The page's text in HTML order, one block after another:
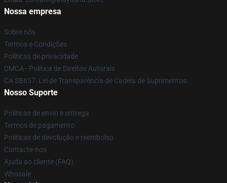
Nossa empresa
Sobre nós
Termos e Condições
Políticas de privacidade
DMCA - Política de Direitos Autorais
CA SB657: Lei de Transparência de Cadeia de Suprimentos
Nosso Suporte
Políticas de envio e entrega
Termos de pagamento
Políticas de devolução e reembolso
Contacte-nos
Ajuda ao cliente (FAQ)
Whosale